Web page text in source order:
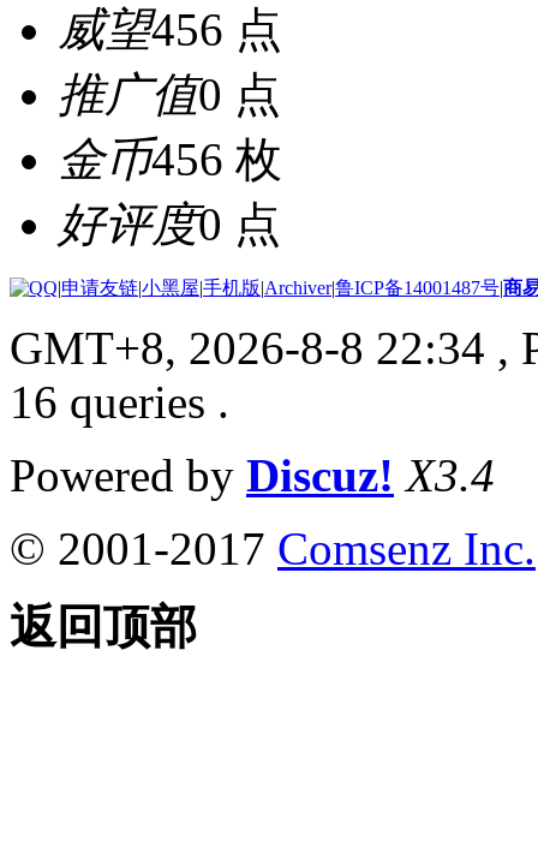
威望456 点
推广值0 点
金币456 枚
好评度0 点
|申请友链|小黑屋|手机版|Archiver|鲁ICP备14001487号|商
GMT+8, 2026-8-8 22:34 ,
16 queries .
Powered by Discuz! X3.4
© 2001-2017 Comsenz Inc.
返回顶部